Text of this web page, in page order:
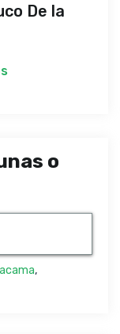
De la
o
,